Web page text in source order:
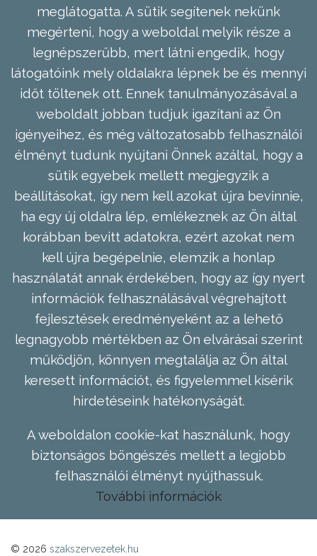
meglátogatta. A sütik segítenek nekünk
megérteni, hogy a weboldal melyik része a
legnépszerűbb, mert látni engedik, hogy
látogatóink mely oldalakra lépnek be és mennyi
időt töltenek ott. Ennek tanulmányozásával a
weboldalt jobban tudjuk igazítani az Ön
igényeihez, és még változatosabb felhasználói
élményt tudunk nyújtani Önnek azáltal, hogy a
sütik egyebek mellett megjegyzik a
beállításokat, így nem kell azokat újra bevinnie,
ha egy új oldalra lép, emlékeznek az Ön által
korábban bevitt adatokra, ezért azokat nem
kell újra begépelnie, elemzik a honlap
használatát annak érdekében, hogy az így nyert
információk felhasználásával végrehajtott
fejlesztések eredményeként az a lehető
legnagyobb mértékben az Ön elvárásai szerint
működjön, könnyen megtalálja az Ön által
keresett információt, és figyelemmel kísérik
hirdetéseink hatékonyságát.
A weboldalon cookie-kat használunk, hogy
biztonságos böngészés mellett a legjobb
felhasználói élményt nyújthassuk.
További információk
© 2026 szakszervezetek.hu